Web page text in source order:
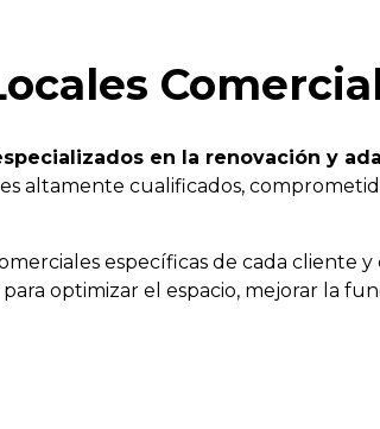
en la renovación y
altamente cualificados,
específicas de cada cliente
optimizar el espacio, mejorar la